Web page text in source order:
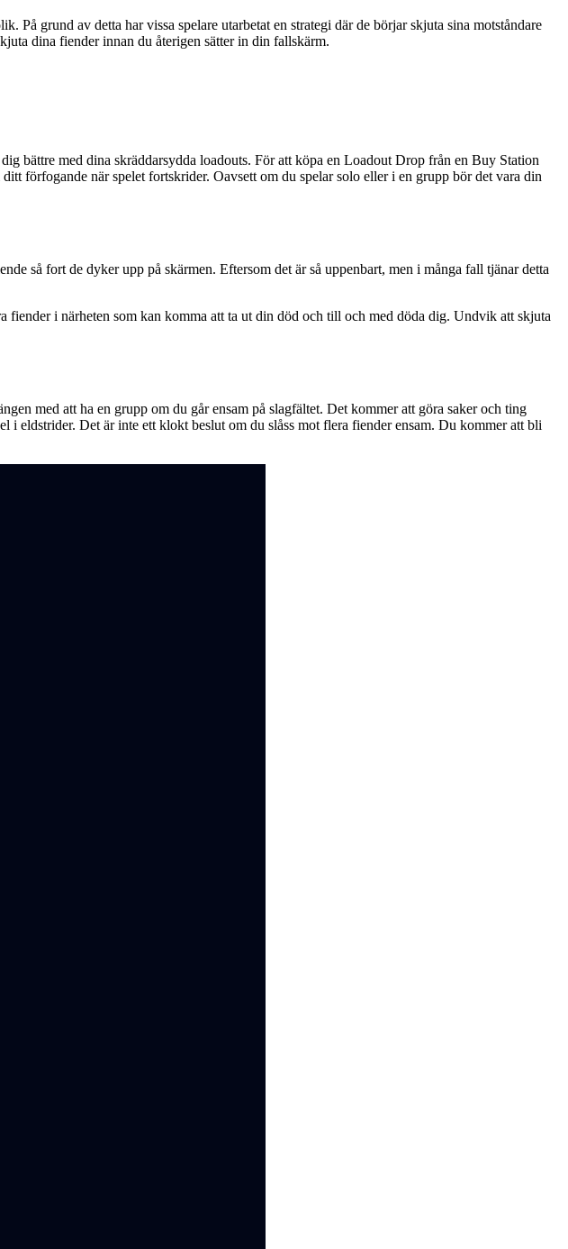
På grund av detta har vissa spelare utarbetat en strategi där de börjar skjuta sina motståndare
dina fiender innan du återigen sätter in din fallskärm.
bättre med dina skräddarsydda loadouts. För att köpa en Loadout Drop från en Buy Station
förfogande när spelet fortskrider. Oavsett om du spelar solo eller i en grupp bör det vara din
så fort de dyker upp på skärmen. Eftersom det är så uppenbart, men i många fall tjänar detta
fiender i närheten som kan komma att ta ut din död och till och med döda dig. Undvik att skjuta
med att ha en grupp om du går ensam på slagfältet. Det kommer att göra saker och ting
eldstrider. Det är inte ett klokt beslut om du slåss mot flera fiender ensam. Du kommer att bli